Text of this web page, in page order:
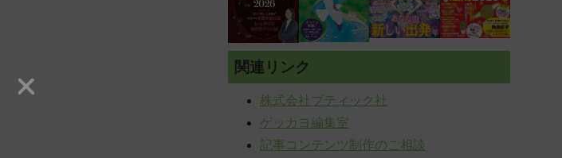
関連リンク
株式会社ブティック社
ゲッカヨ編集室
記事コンテンツ制作のご相談